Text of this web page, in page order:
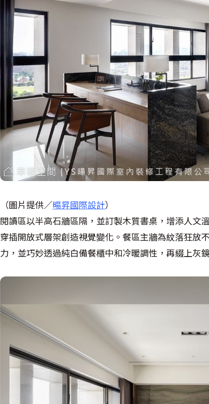
（圖片提供／暘昇國際設計）
閱讀區以半高石牆區隔，並訂製木質書桌，增添人文
穿插開放式層架創造視覺變化。餐區主牆為紋落狂放
力，並巧妙透過純白備餐櫃中和冷暖調性，再綴上灰